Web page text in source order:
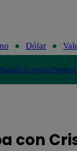
Dólar
MundoTe ayudo
con